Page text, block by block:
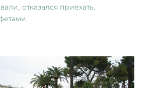
отказался приехать.